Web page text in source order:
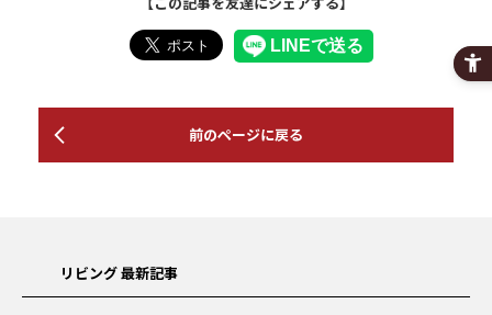
前のページに戻る
リビング 最新記事